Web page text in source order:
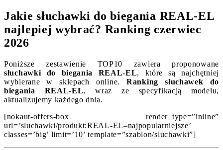
Jakie słuchawki do biegania REAL-EL
najlepiej wybrać? Ranking czerwiec
2026
Poniższe zestawienie TOP10 zawiera proponowane
słuchawki do biegania REAL-EL, które są najchętniej
wybierane w sklepach online.Ranking słuchawek do
biegania REAL-EL, wraz ze specyfikacją modelu,
aktualizujemy każdego dnia.
[nokaut-offers-box render_type=”inline”
url=’sluchawki/produkt:REAL-EL–najpopularniejsze’
classes=’big’ limit=’10’ template=”szablon/sluchawki”]